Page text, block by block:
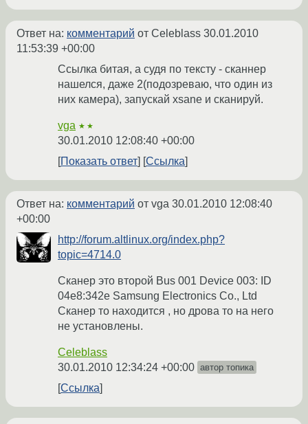
Ответ на: комментарий от Celeblass 30.01.2010
11:53:39 +00:00
Ccылка битая, а судя по тексту - сканнер
нашелся, даже 2(подозреваю, что один из
них камера), запускай xsane и сканируй.
vga ★★
30.01.2010 12:08:40 +00:00
Показать ответ
Ссылка
Ответ на: комментарий от vga 30.01.2010 12:08:40
+00:00
http://forum.altlinux.org/index.php?
topic=4714.0
Сканер это второй Bus 001 Device 003: ID
04e8:342e Samsung Electronics Co., Ltd
Сканер то находится , но дрова то на него
не установлены.
Celeblass
30.01.2010 12:34:24 +00:00 автор топика
Ссылка